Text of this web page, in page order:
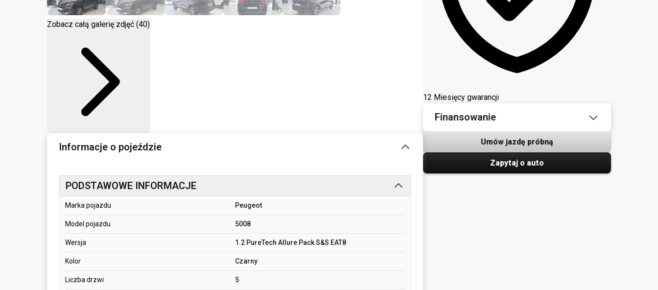
Zobacz całą galerię zdjęć (40)
Informacje o pojeździe
PODSTAWOWE INFORMACJE
Marka pojazdu Peugeot
Model pojazdu 5008
Wersja 1.2 PureTech Allure Pack S&S EAT8
Kolor Czarny
Liczba drzwi 5
12 Miesięcy gwarancji
Finansowanie
Umów jazdę próbną
Zapytaj o auto